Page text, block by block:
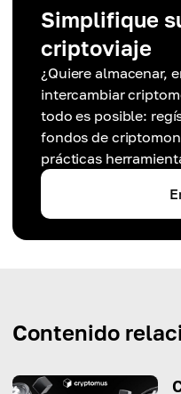
Simplifique
criptoviaje
¿Quiere almacenar,
intercambiar
todo es posible:
fondos de
prácticas
Contenido